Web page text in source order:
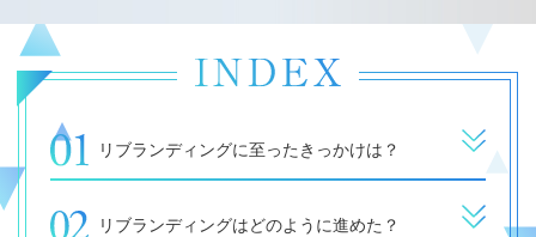
リブランディングに至ったきっかけは？
リブランディングはどのように進めた？